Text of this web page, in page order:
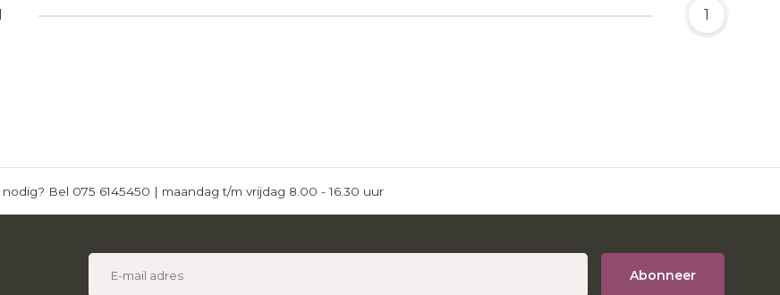
1
nodig? Bel 075 6145450 | maandag t/m vrijdag 8.00 - 16.30 uur
Abonneer